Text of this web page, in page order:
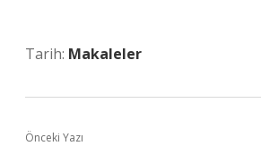
Tarih: Makaleler
Önceki Yazı